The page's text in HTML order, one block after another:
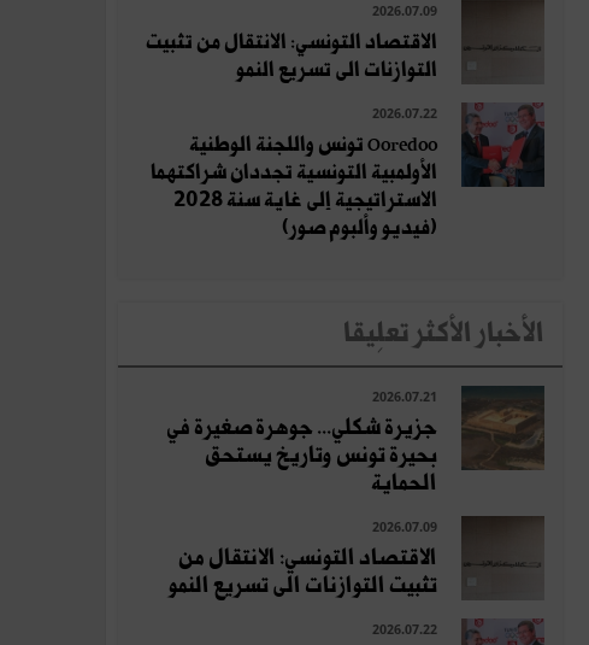
2026.07.09
الاقتصاد التونسي: الانتقال من تثبيت
التوازنات الى تسريع النمو
2026.07.22
Ooredoo تونس واللجنة الوطنية
الأولمبية التونسية تجددان شراكتهما
الاستراتيجية إلى غاية سنة 2028
(فيديو وألبوم صور)
الأخبار الأكثر تعلِيقا
2026.07.21
جزيرة شكلي... جوهرة صغيرة في
بحيرة تونس وتاريخ يستحق
الحماية
2026.07.09
الاقتصاد التونسي: الانتقال من
تثبيت التوازنات الى تسريع النمو
2026.07.22